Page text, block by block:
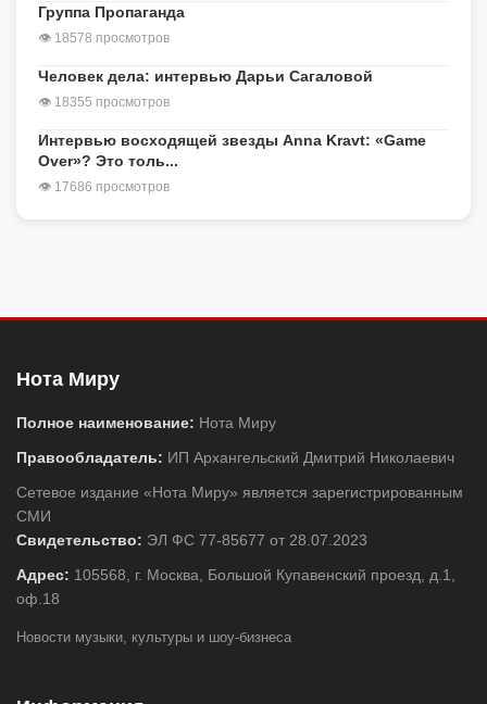
Группа Пропаганда
👁 18578 просмотров
Человек дела: интервью Дарьи Сагаловой
👁 18355 просмотров
Интервью восходящей звезды Anna Kravt: «Game
Over»? Это толь...
👁 17686 просмотров
Нота Миру
Полное наименование: Нота Миру
Правообладатель: ИП Архангельский Дмитрий Николаевич
Сетевое издание «Нота Миру» является зарегистрированным
СМИ
Свидетельство: ЭЛ ФС 77-85677 от 28.07.2023
Адрес: 105568, г. Москва, Большой Купавенский проезд, д.1,
оф.18
Новости музыки, культуры и шоу-бизнеса